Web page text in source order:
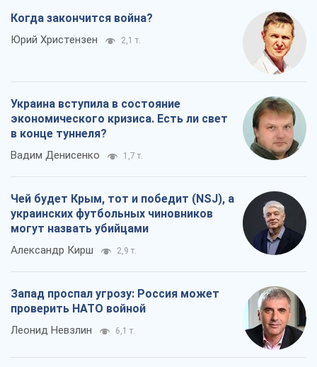
Когда закончится война?
Юрий Христензен 2,1 т.
Украина вступила в состояние
экономического кризиса. Есть ли свет
в конце туннеля?
Вадим Денисенко 1,7 т.
Чей будет Крым, тот и победит (NSJ), а
украинских футбольных чиновников
могут назвать убийцами
Александр Кирш 2,9 т.
Запад проспал угрозу: Россия может
проверить НАТО войной
Леонид Невзлин 6,1 т.